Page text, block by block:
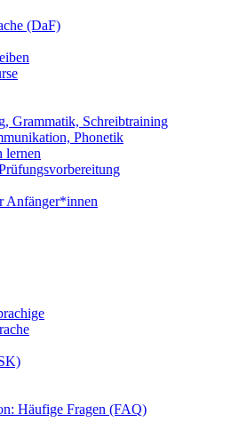
(DaF)
Grammatik, Schreibtraining
Phonetik
lernen
Anfänger*innen
Häufige Fragen (FAQ)